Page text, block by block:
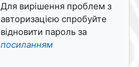
Для вирішення проблем з
авторизацією спробуйте
відновити пароль за
посиланням